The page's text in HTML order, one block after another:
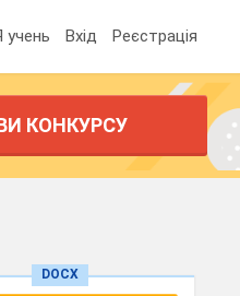
учень Вхід Реєстрація
КОНКУРСУ
DOCX